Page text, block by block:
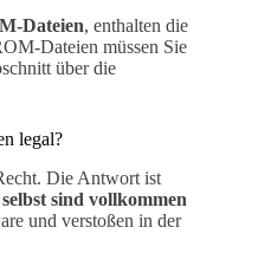
Dateien, enthalten die
Dateien müssen Sie
über die
legal?
Die Antwort ist
sind vollkommen
und verstoßen in der